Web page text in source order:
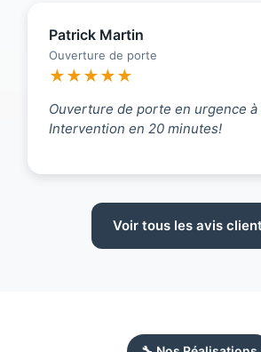
Patrick Martin
Ouverture de porte
★★★★★
Ouverture de porte en urgence à
Intervention en 20 minutes!
Voir tous les avis